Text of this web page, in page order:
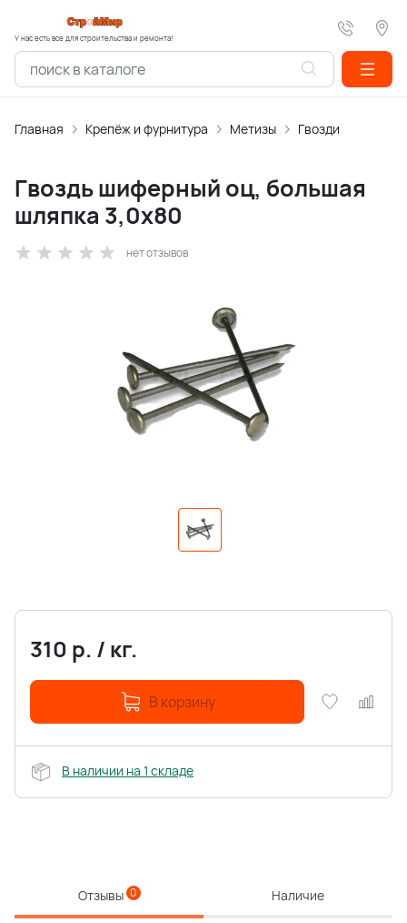
У нас есть все для строительства и ремонта!
Главная Крепёж и фурнитура Метизы Гвозди
Гвоздь шиферный оц, большая
шляпка 3,0х80
нет отзывов
310 р. / кг.
В корзину
В наличии на 1 складе
Отзывы 0 Наличие